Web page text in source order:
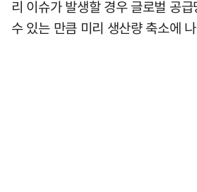
리 이슈가 발생할 경우 글로벌 공
수 있는 만큼 미리 생산량 축소에